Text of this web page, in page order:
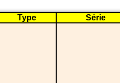
Type Série